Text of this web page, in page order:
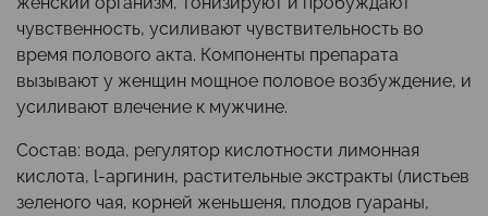
чувственность, усиливают чувствительность во
время полового акта. Компоненты препарата
вызывают у женщин мощное половое возбуждение, и
усиливают влечение к мужчине.
Состав: вода, регулятор кислотности лимонная
кислота, l-аргинин, растительные экстракты (листьев
зеленого чая, корней женьшеня, плодов гуараны,